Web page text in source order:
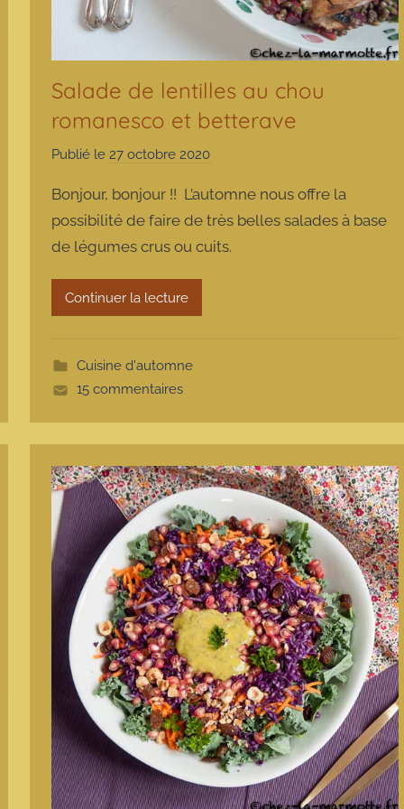
Salade de lentilles au chou
romanesco et betterave
Publié le27 octobre 2020
r
m
a
Bonjour, bonjour !! L’automne nous offre la
possibilité de faire de très belles salades à base
de légumes crus ou cuits.
Continuer la lecture
Cuisine d'automne
15 commentaires